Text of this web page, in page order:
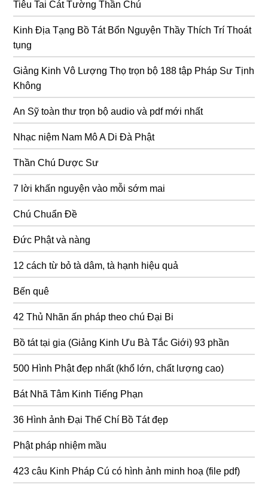
Tiêu Tai Cát Tường Thần Chú
Kinh Địa Tạng Bồ Tát Bổn Nguyện Thầy Thích Trí Thoát
tụng
Giảng Kinh Vô Lượng Thọ trọn bộ 188 tập Pháp Sư Tịnh
Không
An Sỹ toàn thư trọn bộ audio và pdf mới nhất
Nhạc niệm Nam Mô A Di Đà Phật
Thần Chú Dược Sư
7 lời khấn nguyện vào mỗi sớm mai
Chú Chuẩn Đề
Đức Phật và nàng
12 cách từ bỏ tà dâm, tà hạnh hiệu quả
Bến quê
42 Thủ Nhãn ấn pháp theo chú Đại Bi
Bồ tát tại gia (Giảng Kinh Ưu Bà Tắc Giới) 93 phần
500 Hình Phật đẹp nhất (khổ lớn, chất lượng cao)
Bát Nhã Tâm Kinh Tiếng Phạn
36 Hình ảnh Đại Thế Chí Bồ Tát đẹp
Phật pháp nhiệm mầu
423 câu Kinh Pháp Cú có hình ảnh minh hoạ (file pdf)